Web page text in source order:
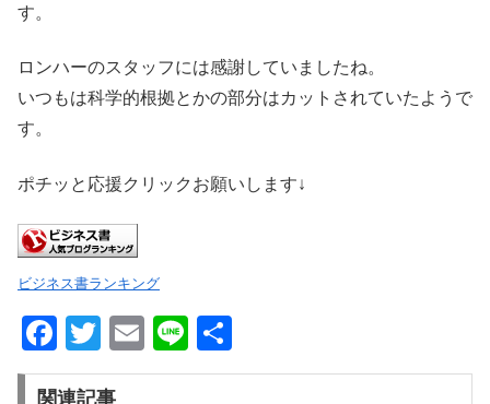
す。
ロンハーのスタッフには感謝していましたね。
いつもは科学的根拠とかの部分はカットされていたようで
す。
ポチッと応援クリックお願いします↓
ビジネス書ランキング
F
a
T
wi
E
m
Li
n
有
関連記事